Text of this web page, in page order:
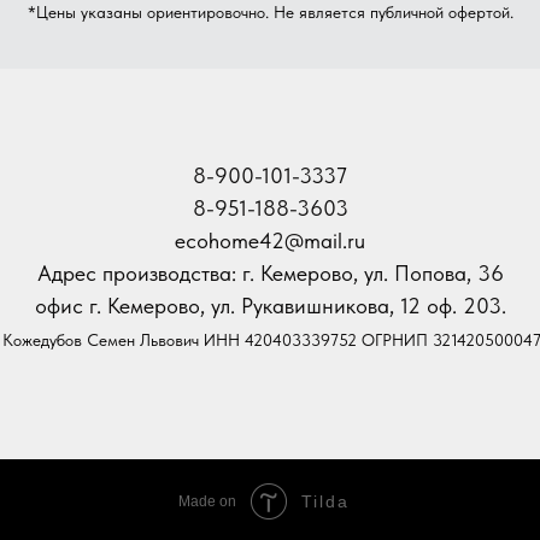
*Цены указаны ориентировочно. Не является публичной офертой.
8-900-101-3337
8-951-188-3603
ecohome42@mail.ru
Адрес производства: г. Кемерово, ул. Попова, 36
офис г. Кемерово, ул. Рукавишникова, 12 оф. 203.
Семен Львович ИНН 420403339752 ОГРНИП
Made on Tilda